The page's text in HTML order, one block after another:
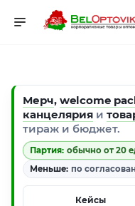
Мерч, welcome
канцелярия и
тираж и бюджет.
Партия: обычно от 20
Меньше: по
Кейсы